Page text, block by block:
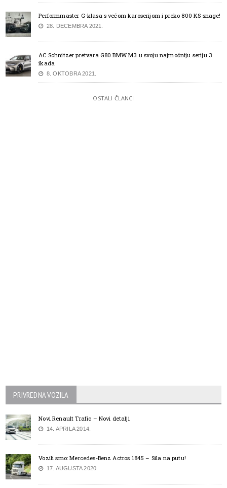
Performmaster G-klasa s većom karoserijom i preko 800 KS snage!
28. DECEMBRA 2021.
AC Schnitzer pretvara G80 BMW M3 u svoju najmoćniju seriju 3
ikada
8. OKTOBRA 2021.
OSTALI ČLANCI
PRIVREDNA VOZILA
Novi Renault Trafic – Novi detalji
14. APRILA 2014.
Vozili smo: Mercedes-Benz Actros 1845 – Sila na putu!
17. AUGUSTA 2020.